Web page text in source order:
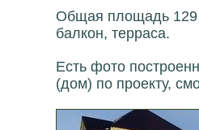
Общая площадь 129
балкон, терраса.
Есть фото
(дом) по проекту,